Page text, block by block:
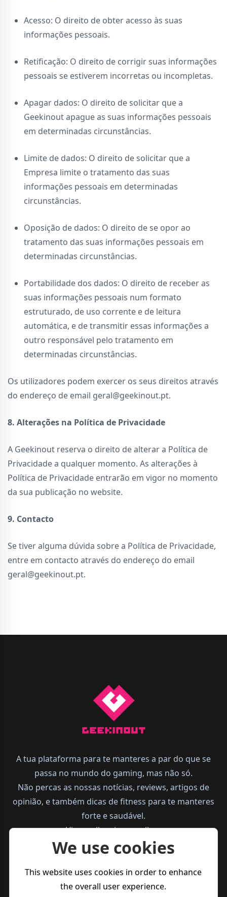
Acesso: O direito de obter acesso às suas
informações pessoais.
Retificação: O direito de corrigir suas informações
pessoais se estiverem incorretas ou incompletas.
Apagar dados: O direito de solicitar que a
Geekinout apague as suas informações pessoais
em determinadas circunstâncias.
Limite de dados: O direito de solicitar que a
Empresa limite o tratamento das suas
informações pessoais em determinadas
circunstâncias.
Oposição de dados: O direito de se opor ao
tratamento das suas informações pessoais em
determinadas circunstâncias.
Portabilidade dos dados: O direito de receber as
suas informações pessoais num formato
estruturado, de uso corrente e de leitura
automática, e de transmitir essas informações a
outro responsável pelo tratamento em
determinadas circunstâncias.
Os utilizadores podem exercer os seus direitos através
do endereço de email geral@geekinout.pt.
8. Alterações na Política de Privacidade
A Geekinout reserva o direito de alterar a Política de
Privacidade a qualquer momento. As alterações à
Política de Privacidade entrarão em vigor no momento
da sua publicação no website.
9. Contacto
Se tiver alguma dúvida sobre a Política de Privacidade,
entre em contacto através do endereço do email
geral@geekinout.pt.
A tua plataforma para te manteres a par do que se
passa no mundo do gaming, mas não só.
Não percas as nossas notícias, reviews, artigos de
opinião, e também dicas de fitness para te manteres
forte e saudável.
Vive melhor, joga melhor.
We use cookies
This website uses cookies in order to enhance
the overall user experience.